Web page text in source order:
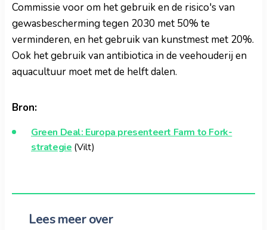
Commissie voor om het gebruik en de risico's van
gewasbescherming tegen 2030 met 50% te
verminderen, en het gebruik van kunstmest met 20%.
Ook het gebruik van antibiotica in de veehouderij en
aquacultuur moet met de helft dalen.
Bron:
Green Deal: Europa presenteert Farm to Fork-
strategie (Vilt)
Lees meer over